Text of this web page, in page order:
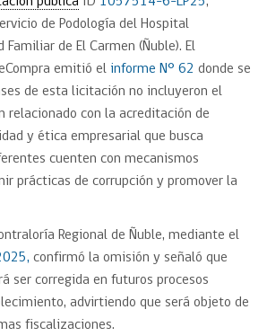
de Podología del Hospital
de El Carmen (Ñuble). El
emitió el informe N° 62 donde se
de esta licitación no incluyeron el
relacionado con la acreditación de
y ética empresarial que busca
cuenten con mecanismos
prácticas de corrupción y promover la
Regional de Ñuble, mediante el
confirmó la omisión y señaló que
ser corregida en futuros procesos
advirtiendo que será objeto de
fiscalizaciones.